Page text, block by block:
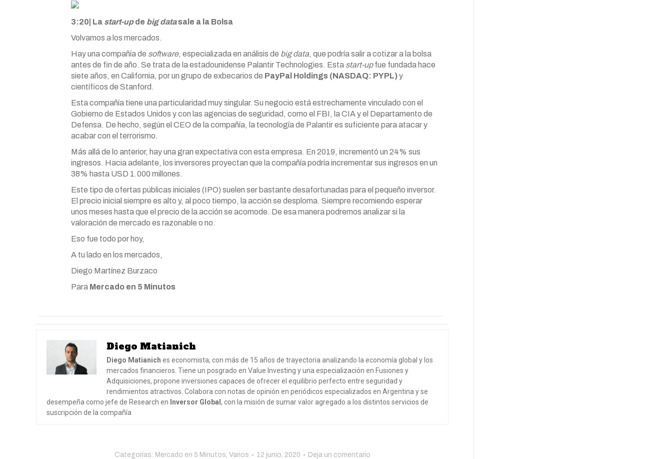
3:20| La start-upde big datasale a la Bolsa
Volvamos a los mercados.
Hay una compañía de software, especializada en análisis de big data, que podría salir a cotizar a la bolsa
antes de fin de año. Se trata de la estadounidense Palantir Technologies. Esta start-upfue fundada hace
siete años, en California, por un grupo de exbecarios de PayPal Holdings (NASDAQ: PYPL)y
científicos de Stanford.
Esta compañía tiene una particularidad muy singular. Su negocio está estrechamente vinculado con el
Gobierno de Estados Unidos y con las agencias de seguridad, como el FBI, la CIA y el Departamento de
Defensa. De hecho, según el CEO de la compañía, la tecnología de Palantir es suficiente para atacar y
acabar con el terrorismo.
Más allá de lo anterior, hay una gran expectativa con esta empresa. En 2019, incrementó un 24% sus
ingresos. Hacia adelante, los inversores proyectan que la compañía podría incrementar sus ingresos en un
38% hasta USD 1.000 millones.
Este tipo de ofertas públicas iniciales (IPO) suelen ser bastante desafortunadas para el pequeño inversor.
El precio inicial siempre es alto y, al poco tiempo, la acción se desploma. Siempre recomiendo esperar
unos meses hasta que el precio de la acción se acomode. De esa manera podremos analizar si la
valoración de mercado es razonable o no.
Eso fue todo por hoy,
A tu lado en los mercados,
Diego Martínez Burzaco
Para Mercado en 5 Minutos
Diego Matianich
Diego Matianich es economista, con más de 15 años de trayectoria analizando la economía global y los
mercados financieros. Tiene un posgrado en Value Investing y una especialización en Fusiones y
Adquisiciones, propone inversiones capaces de ofrecer el equilibrio perfecto entre seguridad y
rendimientos atractivos. Colabora con notas de opinión en periódicos especializados en Argentina y se
desempeña como jefe de Research en Inversor Global , con la misión de sumar valor agregado a los distintos servicios de
suscripción de la compañía
Categorías: Mercado en 5 Minutos, Varios 12 junio, 2020 Deja un comentario